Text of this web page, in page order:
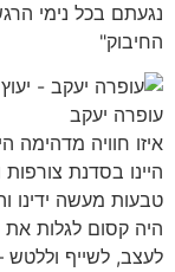
נגעתם בכל נימי
החיבוק"
עופרה יעקב
איזו חוויה מדהימה
היינו בסדנת צורפות
טבעות מעשה ידינו
היה קסום לגלות
לעצב, לשייף וללטש